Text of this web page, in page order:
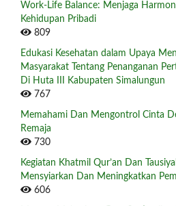
Work-Life Balance: Menjaga
Kehidupan Pribadi
809
Edukasi Kesehatan dalam Upaya
Masyarakat Tentang Penanganan
Di Huta III Kabupaten Simalungun
767
Memahami Dan Mengontrol Cinta
Remaja
730
Kegiatan Khatmil Qur’an Dan
Mensyiarkan Dan Meningkatkan
606